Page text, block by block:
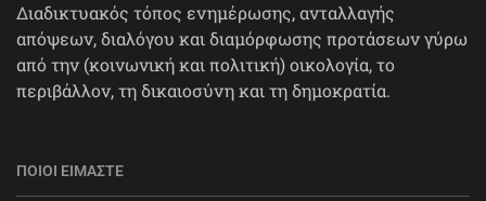
Διαδικτυακός τόπος ενημέρωσης, ανταλλαγής
απόψεων, διαλόγου και διαμόρφωσης προτάσεων γύρω
από την (κοινωνική και πολιτική) οικολογία, το
περιβάλλον, τη δικαιοσύνη και τη δημοκρατία.
ΠΟΙΟΙ ΕΊΜΑΣΤΕ